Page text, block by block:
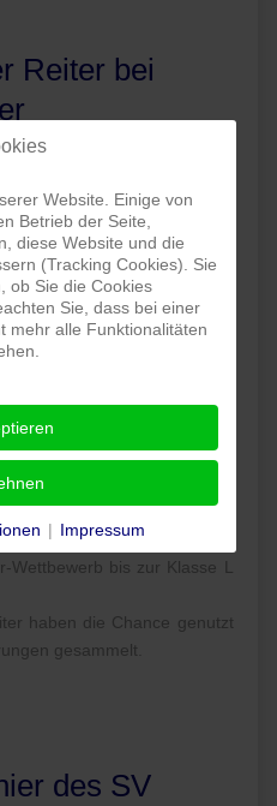
Reiter bei
Reitabteilung hat
am 5. und 6.
Oktober wieder
zahlreiche
Besucher und
der Heinrich-
Straße gelockt.
Reiter-Wettbewerb bis zur
am Sonntag die
Wettbewerb bis zur Klasse L
haben die Chance genutzt
gesammelt.
des SV
Website. Einige von
Betrieb der Seite,
diese Website und die
(Tracking Cookies). Sie
ob Sie die Cookies
Sie, dass bei einer
mehr alle Funktionalitäten
| Impressum